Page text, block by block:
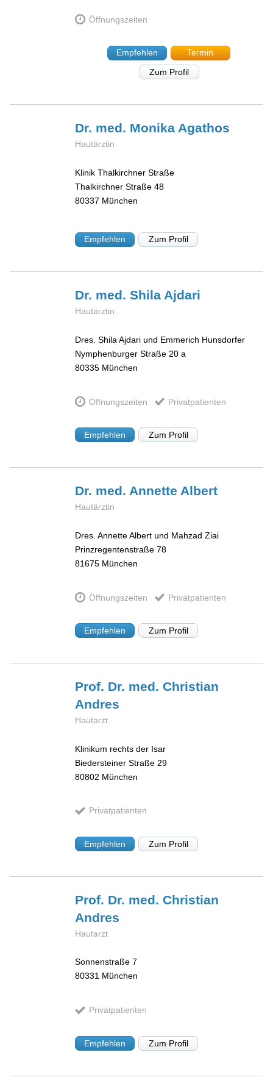
Öffnungszeiten
Empfehlen
Termin
Zum Profil
Dr. med. Monika Agathos
Hautärztin
Klinik Thalkirchner Straße
Thalkirchner Straße 48
80337 München
Empfehlen Zum Profil
Dr. med. Shila Ajdari
Hautärztin
Dres. Shila Ajdari und Emmerich Hunsdorfer
Nymphenburger Straße 20 a
80335 München
Öffnungszeiten Privatpatienten
Empfehlen Zum Profil
Dr. med. Annette Albert
Hautärztin
Dres. Annette Albert und Mahzad Ziai
Prinzregentenstraße 78
81675 München
Öffnungszeiten Privatpatienten
Empfehlen Zum Profil
Prof. Dr. med. Christian
Andres
Hautarzt
Klinikum rechts der Isar
Biedersteiner Straße 29
80802 München
Privatpatienten
Empfehlen Zum Profil
Prof. Dr. med. Christian
Andres
Hautarzt
Sonnenstraße 7
80331 München
Privatpatienten
Empfehlen Zum Profil